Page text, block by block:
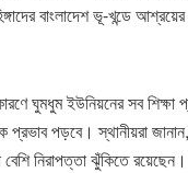
বাংলাদেশ ভূ-খন্ডে
ঘুমধুম ইউনিয়নের সব শিক্ষা
পড়বে। স্থানীয়রা
নিরাপত্তা ঝুঁকিতে